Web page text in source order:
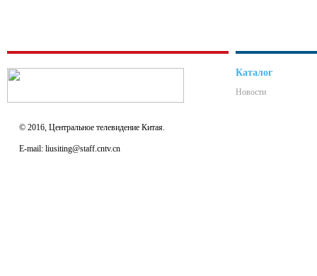
© 2016, Центральное телевидение Китая.
E-mail: liusiting@staff.cntv.cn
Каталог
Новости